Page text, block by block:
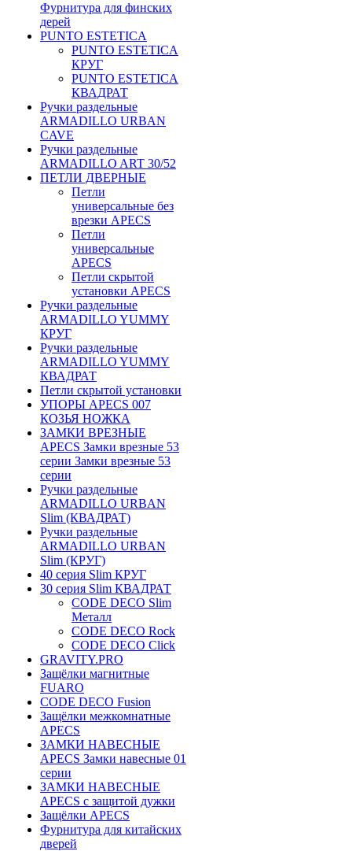
Фурнитура для финских
дерей
PUNTO ESTETICA
PUNTO ESTETICA
КРУГ
PUNTO ESTETICA
КВАДРАТ
Ручки раздельные
ARMADILLO URBAN
CAVE
Ручки раздельные
ARMADILLO ART 30/52
ПЕТЛИ ДВЕРНЫЕ
Петли
универсальные без
врезки APECS
Петли
универсальные
APECS
Петли скрытой
установки APECS
Ручки раздельные
ARMADILLO YUMMY
КРУГ
Ручки раздельные
ARMADILLO YUMMY
КВАДРАТ
Петли скрытой установки
УПОРЫ APECS 007
КОЗЬЯ НОЖКА
ЗАМКИ ВРЕЗНЫЕ
APECS Замки врезные 53
серии Замки врезные 53
серии
Ручки раздельные
ARMADILLO URBAN
Slim (КВАДРАТ)
Ручки раздельные
ARMADILLO URBAN
Slim (КРУГ)
40 серия Slim КРУГ
30 серия Slim КВАДРАТ
CODE DECO Slim
Металл
CODE DECO Rock
CODE DECO Click
GRAVITY.PRO
Защёлки магнитные
FUARO
CODE DECO Fusion
Защёлки межкомнатные
APECS
ЗАМКИ НАВЕСНЫЕ
APECS Замки навесные 01
серии
ЗАМКИ НАВЕСНЫЕ
APECS с защитой дужки
Защёлки APECS
Фурнитура для китайских
дверей